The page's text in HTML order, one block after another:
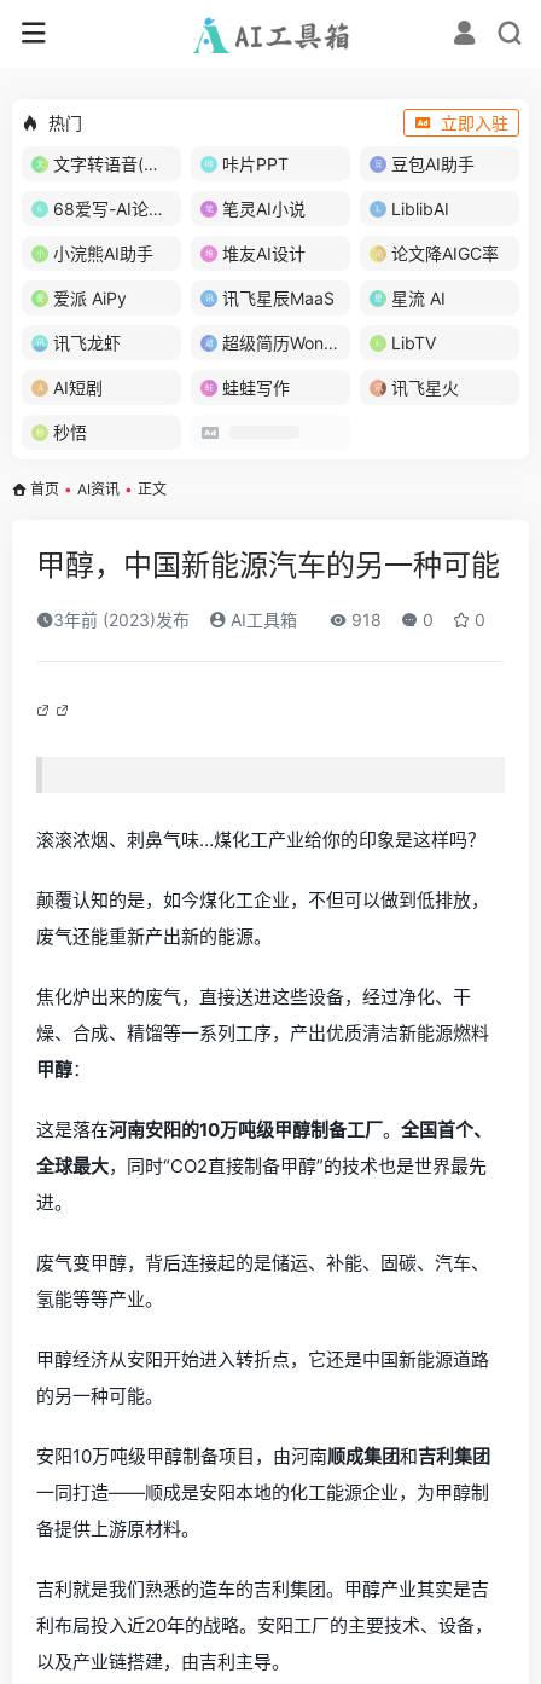
热门
立即入驻
文字转语音(琅琅配音)
咔片PPT 豆包AI助手
68爱写-AI论文写作 笔灵AI小说 LiblibAI
小浣熊AI助手 堆友AI设计 论文降AIGC率
爱派 AiPy 讯飞星辰MaaS 星流 AI
讯飞龙虾 超级简历WonderCV LibTV
AI短剧 蛙蛙写作 讯飞星火
秒悟
首页 • AI资讯 • 正文
甲醇，中国新能源汽车的另一种可能
3年前 (2023)发布 AI工具箱 918 0 0
滚滚浓烟、刺鼻气味…煤化工产业给你的印象是这样吗？
颠覆认知的是，如今煤化工企业，不但可以做到低排放，
废气还能重新产出新的能源。
焦化炉出来的废气，直接送进这些设备，经过净化、干
燥、合成、精馏等一系列工序，产出优质清洁新能源燃料
甲醇：
这是落在河南安阳的10万吨级甲醇制备工厂。 全国首个、
全球最大，同时“CO2直接制备甲醇”的技术也是世界最先
进。
废气变甲醇，背后连接起的是储运、补能、固碳、汽车、
氢能等等产业。
甲醇经济从安阳开始进入转折点，它还是中国新能源道路
的另一种可能。
安阳10万吨级甲醇制备项目，由河南顺成集团和吉利集团
一同打造——顺成是安阳本地的化工能源企业，为甲醇制
备提供上游原材料。
吉利就是我们熟悉的造车的吉利集团。甲醇产业其实是吉
利布局投入近20年的战略。安阳工厂的主要技术、设备，
以及产业链搭建，由吉利主导。